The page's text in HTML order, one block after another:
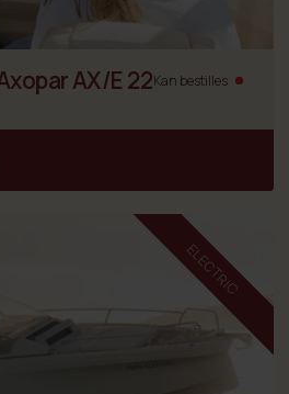
AX/E 22Kan bestilles
ELECTRIC